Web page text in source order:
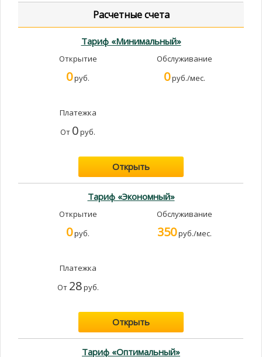
Расчетные счета
Тариф «Минимальный»
Открытие
0руб.
Обслуживание
0руб./мес.
Платежка
От 0руб.
Открыть
Тариф «Экономный»
Открытие
0руб.
Обслуживание
350руб./мес.
Платежка
От 28руб.
Открыть
Тариф «Оптимальный»